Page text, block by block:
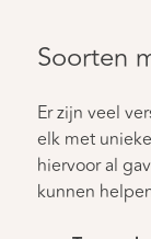
Soorten
Er zijn veel
elk met
hiervoor al
kunnen